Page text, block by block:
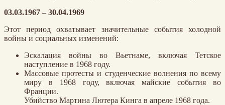
03.03.1967 – 30.04.1969
Этот период охватывает значительные события холодной
войны и социальных изменений:
Эскалация войны во Вьетнаме, включая Тетское
наступление в 1968 году.
Массовые протесты и студенческие волнения по всему
миру в 1968 году, включая майские события во
Франции.
Убийство Мартина Лютера Кинга в апреле 1968 года.